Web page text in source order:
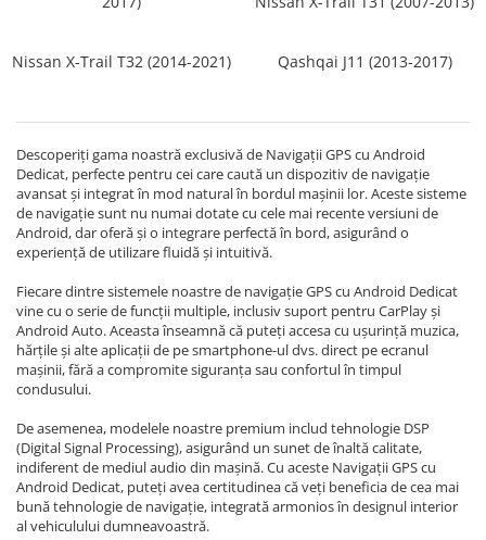
Navigatii Nissan
Navigatii Suzuki
Navigatii Mitsubishi
Navigatii Volvo
Navigatii KIA
Navigatii Renault
Navigatii Mazda
Navigatii Smart
Navigatii Chevrolet
Navigatii Honda
Navigatii Jeep
Navigatii Porsche
Navigatii Land Rover
Navigatii Iveco
Nissan X-Trail T32 (2014-2021) Qashqai J11 (2013-2017)
Descoperiți gama noastră exclusivă de Navigații GPS cu Android
Dedicat, perfecte pentru cei care caută un dispozitiv de navigație
avansat și integrat în mod natural în bordul mașinii lor. Aceste sisteme
de navigație sunt nu numai dotate cu cele mai recente versiuni de
Android, dar oferă și o integrare perfectă în bord, asigurând o
experiență de utilizare fluidă și intuitivă.
Fiecare dintre sistemele noastre de navigație GPS cu Android Dedicat
vine cu o serie de funcții multiple, inclusiv suport pentru CarPlay și
Android Auto. Aceasta înseamnă că puteți accesa cu ușurință muzica,
hărțile și alte aplicații de pe smartphone-ul dvs. direct pe ecranul
mașinii, fără a compromite siguranța sau confortul în timpul
condusului.
De asemenea, modelele noastre premium includ tehnologie DSP
(Digital Signal Processing), asigurând un sunet de înaltă calitate,
indiferent de mediul audio din mașină. Cu aceste Navigații GPS cu
Android Dedicat, puteți avea certitudinea că veți beneficia de cea mai
bună tehnologie de navigație, integrată armonios în designul interior
al vehiculului dumneavoastră.